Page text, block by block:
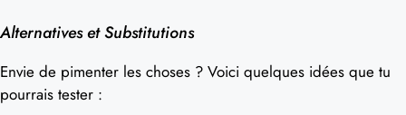
Alternatives et Substitutions
Envie de pimenter les choses ? Voici quelques idées que tu
pourrais tester :